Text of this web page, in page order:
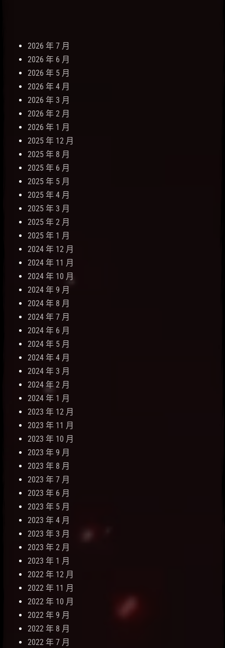
2026 年 7 月
2026 年 6 月
2026 年 5 月
2026 年 4 月
2026 年 3 月
2026 年 2 月
2026 年 1 月
2025 年 12 月
2025 年 8 月
2025 年 6 月
2025 年 5 月
2025 年 4 月
2025 年 3 月
2025 年 2 月
2025 年 1 月
2024 年 12 月
2024 年 11 月
2024 年 10 月
2024 年 9 月
2024 年 8 月
2024 年 7 月
2024 年 6 月
2024 年 5 月
2024 年 4 月
2024 年 3 月
2024 年 2 月
2024 年 1 月
2023 年 12 月
2023 年 11 月
2023 年 10 月
2023 年 9 月
2023 年 8 月
2023 年 7 月
2023 年 6 月
2023 年 5 月
2023 年 4 月
2023 年 3 月
2023 年 2 月
2023 年 1 月
2022 年 12 月
2022 年 11 月
2022 年 10 月
2022 年 9 月
2022 年 8 月
2022 年 7 月